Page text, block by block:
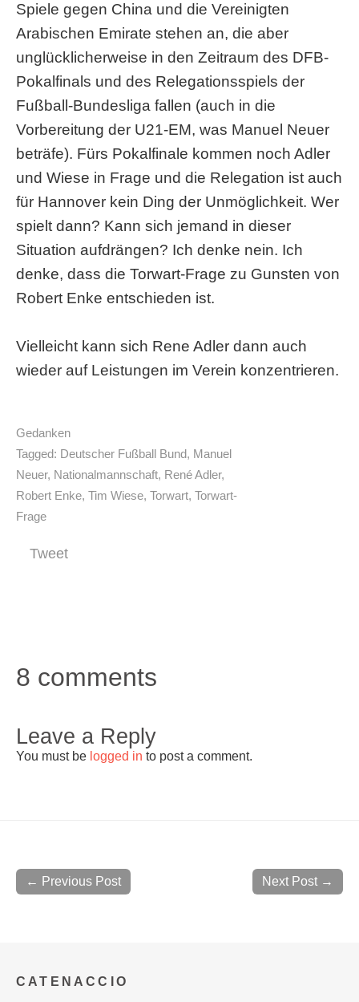
Spiele gegen China und die Vereinigten
Arabischen Emirate stehen an, die aber
unglücklicherweise in den Zeitraum des DFB-
Pokalfinals und des Relegationsspiels der
Fußball-Bundesliga fallen (auch in die
Vorbereitung der U21-EM, was Manuel Neuer
beträfe). Fürs Pokalfinale kommen noch Adler
und Wiese in Frage und die Relegation ist auch
für Hannover kein Ding der Unmöglichkeit. Wer
spielt dann? Kann sich jemand in dieser
Situation aufdrängen? Ich denke nein. Ich
denke, dass die Torwart-Frage zu Gunsten von
Robert Enke entschieden ist.
Vielleicht kann sich Rene Adler dann auch
wieder auf Leistungen im Verein konzentrieren.
Gedanken
Tagged: Deutscher Fußball Bund, Manuel
Neuer, Nationalmannschaft, René Adler,
Robert Enke, Tim Wiese, Torwart, Torwart-
Frage
Tweet
8 comments
Leave a Reply
You must be logged in to post a comment.
Next Post →
← Previous Post
CATENACCIO